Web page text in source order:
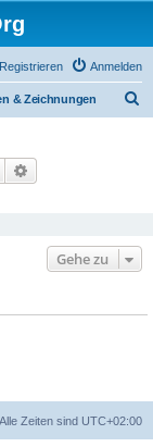
Anmelden
Registrieren
& Zeichnungen
Suche
Gehe zu
Alle Zeiten sind UTC+02:00